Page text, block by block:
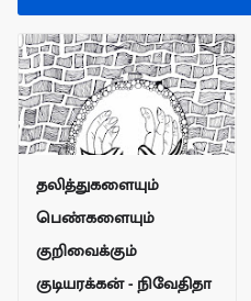
தலித்துகளையும்
பெண்களையும்
குறிவைக்கும்
குடியரக்கன் - நிவேதிதா